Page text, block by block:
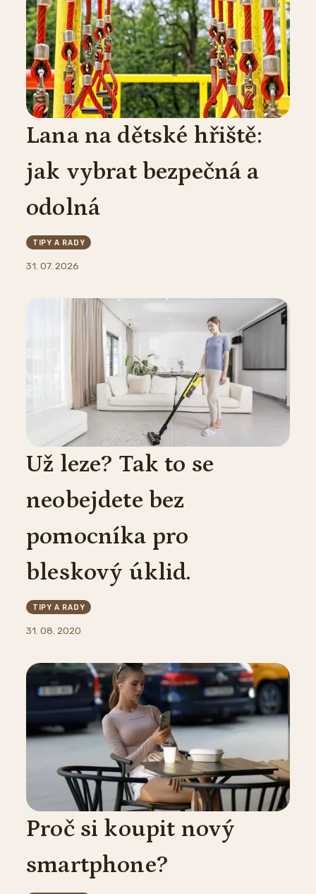
Lana na dětské hřiště:
jak vybrat bezpečná a
odolná
TIPY A RADY
31. 07. 2026
Už leze? Tak to se
neobejdete bez
pomocníka pro
bleskový úklid.
TIPY A RADY
31. 08. 2020
Proč si koupit nový
smartphone?